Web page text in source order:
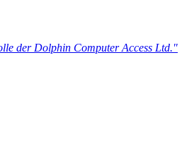
der Dolphin Computer Access Ltd."